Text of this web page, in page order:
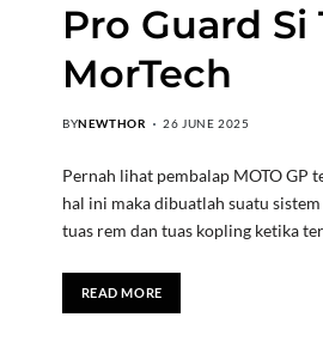
Pro Guard
MorTech
BYNEWTHOR 26 JUNE 2025
Pernah lihat pembalap MOTO GP
hal ini maka dibuatlah suatu
tuas rem dan tuas kopling ketika
READ MORE